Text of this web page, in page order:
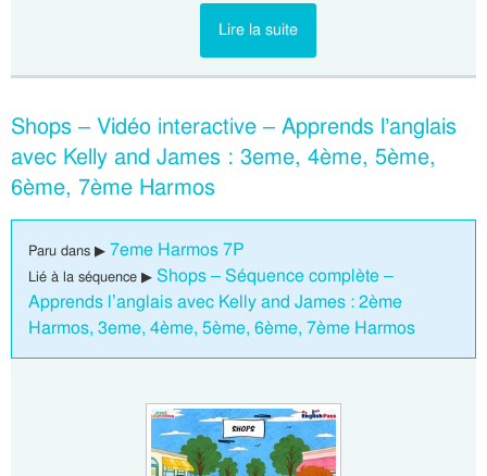
Lire la suite
Shops – Vidéo interactive – Apprends l’anglais
avec Kelly and James : 3eme, 4ème, 5ème,
6ème, 7ème Harmos
Paru dans ▶ 7eme Harmos 7P
Lié à la séquence ▶ Shops – Séquence complète –
Apprends l’anglais avec Kelly and James : 2ème
Harmos, 3eme, 4ème, 5ème, 6ème, 7ème Harmos